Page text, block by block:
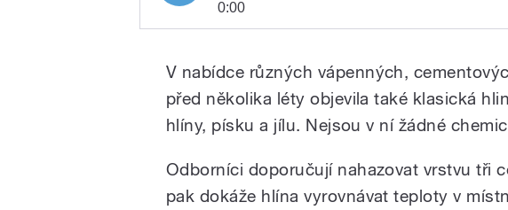
0:00
V nabídce různých vápenných,
před několika léty objevila také klasická
hlíny, písku a jílu. Nejsou v ní žádné
Odborníci doporučují nahazovat vrstvu tři
pak dokáže hlína vyrovnávat teploty v